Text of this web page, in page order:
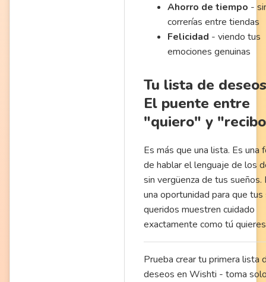
Ahorro de tiempo -
correrías entre tiendas
Felicidad - viendo tus
emociones genuinas
Tu lista de
El puente entre
"quiero" y
Es más que una lista. Es una
de hablar el lenguaje de los
sin vergüenza de tus sueños.
una oportunidad para que
queridos muestren cuidado
exactamente como tú
Prueba crear tu primera lista
deseos en Wishti - toma